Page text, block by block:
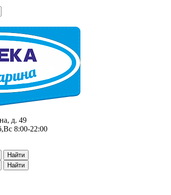
д. 49
8:00-22:00
Найти
Найти